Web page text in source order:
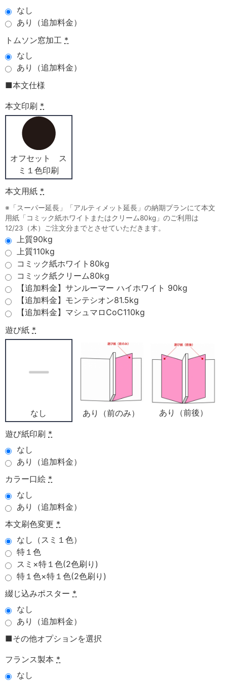
なし
あり（追加料金）
トムソン窓加工 *
なし
あり（追加料金）
■本文仕様
本文印刷 *
オフセット ス
ミ１色印刷
本文用紙 *
※「スーパー延長」「アルティメット延長」の納期プランにて本文
用紙「コミック紙ホワイトまたはクリーム80kg」のご利用は
12/23（木）ご注文分までとさせていただきます。
上質90kg
上質110kg
コミック紙ホワイト80kg
コミック紙クリーム80kg
【追加料金】サンルーマー ハイホワイト 90kg
【追加料金】モンテシオン81.5kg
【追加料金】マシュマロCoC110kg
遊び紙 *
なし あり（前のみ） あり（前後）
遊び紙印刷 *
なし
あり（追加料金）
カラー口絵 *
なし
あり（追加料金）
本文刷色変更 *
なし（スミ１色）
特１色
スミ×特１色(2色刷り)
特１色×特１色(2色刷り)
綴じ込みポスター *
なし
あり（追加料金）
■その他オプションを選択
フランス製本 *
なし